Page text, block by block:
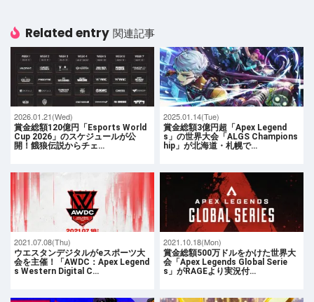
Related entry 関連記事
2026.01.21(Wed)
賞金総額120億円「Esports World
Cup 2026」のスケジュールが公
開！餓狼伝説からチェ…
2025.01.14(Tue)
賞金総額3億円超「Apex Legend
s」の世界大会「ALGS Champions
hip」が北海道・札幌で…
2021.07.08(Thu)
ウエスタンデジタルがeスポーツ大
会を主催！「AWDC：Apex Legend
s Western Digital C…
2021.10.18(Mon)
賞金総額500万ドルをかけた世界大
会「Apex Legends Global Serie
s」がRAGEより実況付…